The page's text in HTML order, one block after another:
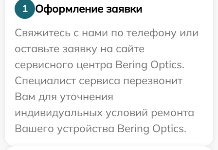
1
Оформление заявки
Свяжитесь с нами по телефону или
оставьте заявку на сайте
сервисного центра Bering Optics.
Специалист сервиса перезвонит
Вам для уточнения
индивидуальных условий ремонта
Вашего устройства Bering Optics.